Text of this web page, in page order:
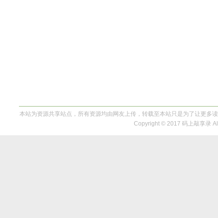
本站为资源共享站点，所有资源均由网友上传，转载至本站只是为了让更多
Copyright © 2017 码上敲享录